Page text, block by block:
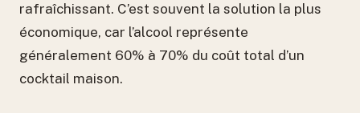
rafraîchissant. C’est souvent la solution la plus
économique, car l’alcool représente
généralement 60% à 70% du coût total d’un
cocktail maison.